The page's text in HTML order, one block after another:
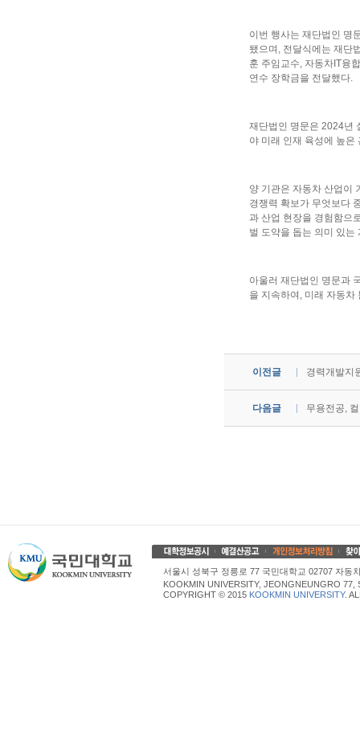
이번 행사는 재단법인 명
됐으며, 전달식에는 재단
훈 주임교수, 자동차IT융
연수 장학금을 전달했다.
재단법인 명문은 2024년
야 미래 인재 육성에 높
양 기관은 자동차 산업이
경쟁력 확보가 무엇보다
과 산업 현장을 경험함으
벌 도약을 돕는 의미 있는
아울러 재단법인 명문과
을 지속하여, 미래 자동차
이전글 경력개발지
다음글 무용전공,
서울시 성북구 정릉로 77 국민대학교 02707 자동
KOOKMIN UNIVERSITY, JEONGNEUNGRO
COPYRIGHT © 2015 KOOKMIN UNIVERSITY.